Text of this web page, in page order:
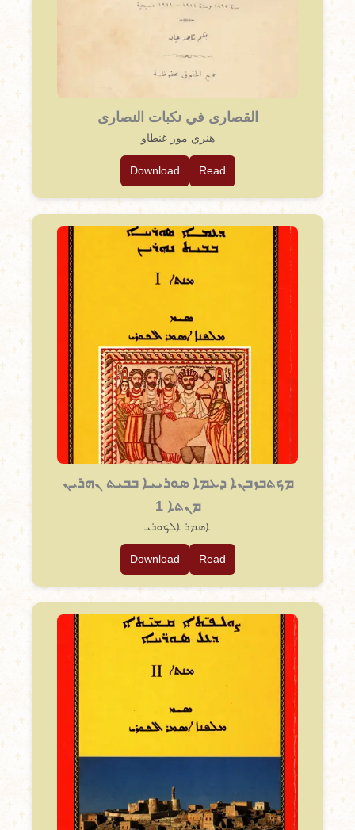
القصارى في نكبات النصارى
هنري مور غنطاو
Read
Download
ܡܟܬܒܙܒܢܐ ܕܥܡܐ ܣܘܪܝܝܐ ܒܒܝܬ ܢܗܪܝܢ
ܡܢܬܐ 1
ܐܣܡܪ ܐܠܟܘܪܝ
Read
Download